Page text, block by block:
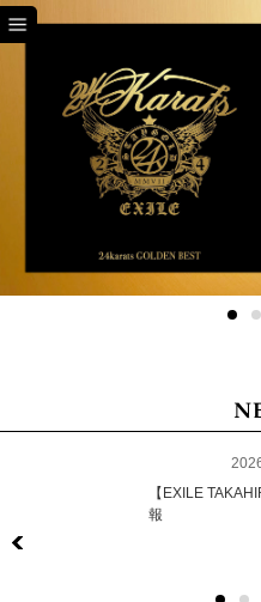
【EXILE
報
TOP
SCHEDULE
PROFILE
DISCOGRAPHY